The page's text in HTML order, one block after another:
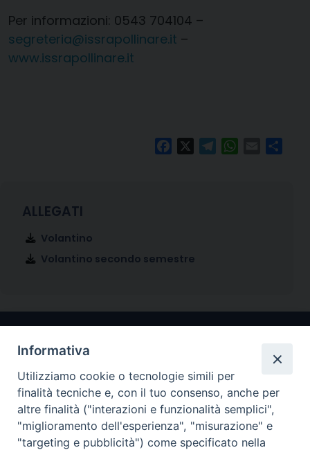
Per informazioni: 0543 704104 –
segreteria@issrapollinare.it –
www.issrapollinare.it
FacebookTelegramWhatsApp
Email
Volantino
Volantino secondo semestre
Arcidiocesi di Ravenna-Cervia
Informativa
Utilizziamo cookie o tecnologie simili per
finalità tecniche e, con il tuo consenso, anche per
altre finalità ("interazioni e funzionalità semplici",
"miglioramento dell'esperienza", "misurazione" e
"targeting e pubblicità") come specificato nella